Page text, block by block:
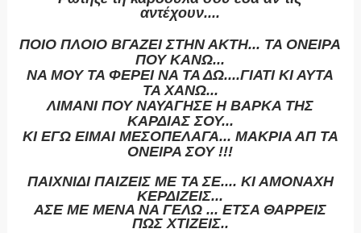
αντέχουν....
ΠΟΙΟ ΠΛΟΙΟ ΒΓΑΖΕΙ ΣΤΗΝ ΑΚΤΗ... ΤΑ ΟΝΕΙΡΑ
ΠΟΥ ΚΑΝΩ...
ΝΑ ΜΟΥ ΤΑ ΦΕΡΕΙ ΝΑ ΤΑ ΔΩ....ΓΙΑΤΙ ΚΙ ΑΥΤΑ
ΤΑ ΧΑΝΩ...
ΛΙΜΑΝΙ ΠΟΥ ΝΑΥΑΓΗΣΕ Η ΒΑΡΚΑ ΤΗΣ
ΚΑΡΔΙΑΣ ΣΟΥ...
ΚΙ ΕΓΩ ΕΙΜΑΙ ΜΕΣΟΠΕΛΑΓΑ... ΜΑΚΡΙΑ ΑΠ ΤΑ
ΟΝΕΙΡΑ ΣΟΥ !!!
ΠΑΙΧΝΙΔΙ ΠΑΙΖΕΙΣ ΜΕ ΤΑ ΣΕ.... ΚΙ ΑΜΟΝΑΧΗ
ΚΕΡΔΙΖΕΙΣ...
ΑΣΕ ΜΕ ΜΕΝΑ ΝΑ ΓΕΛΩ ... ΕΤΣΑ ΘΑΡΡΕΙΣ
ΠΩΣ ΧΤΙΖΕΙΣ..